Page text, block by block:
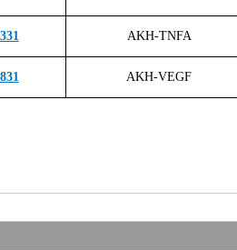
AKH-TNFA
AKH-VEGF